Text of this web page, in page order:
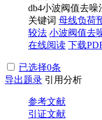
db4小波阀值去噪
关键词 母线负荷
较法 小波阀值去
在线阅读 下载
已选择0条
导出题录 引用分析
参考文献
引证文献